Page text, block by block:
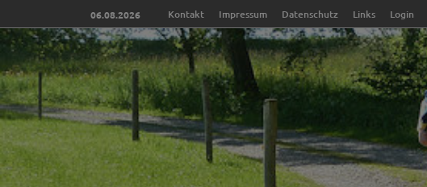
06.08.2026 Kontakt Impressum Datenschutz Links Login